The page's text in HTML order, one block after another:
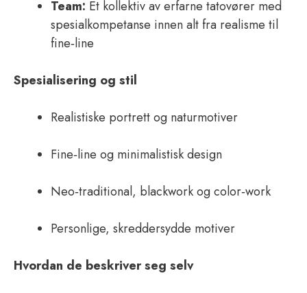
Team: Et kollektiv av erfarne tatovører med
spesialkompetanse innen alt fra realisme til
fine‑line
Spesialisering og stil
Realistiske portrett og naturmotiver
Fine‑line og minimalistisk design
Neo‑traditional, blackwork og color‑work
Personlige, skreddersydde motiver
Hvordan de beskriver seg selv